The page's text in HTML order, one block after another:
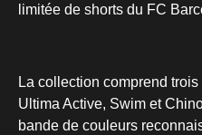
limitée de shorts du FC
La collection comprend
Ultima Active, Swim et
bande de couleurs